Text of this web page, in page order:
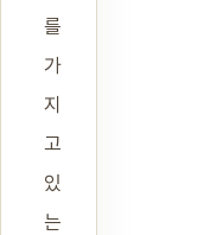
를
가
지
고
있
는